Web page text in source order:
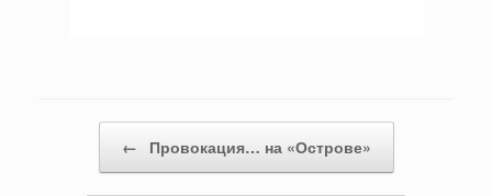
← Провокация… на «Острове»